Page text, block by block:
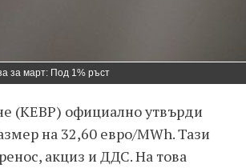
за март: Под 1% ръст
(КЕВР) официално утвърди
на 32,60 евро/MWh. Тази
акциз и ДДС. На това